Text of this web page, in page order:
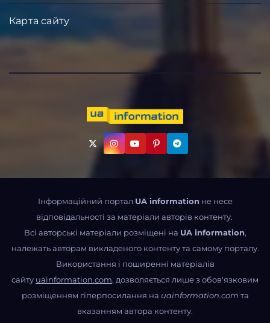
Карта сайту
Інформаційний портал UA information не несе
відповідальності за матеріали авторів контенту.
Всі авторські матеріали розміщені на UA information,
належать авторам викладеного контенту та самому порталу.
Використання і поширенні матеріалів
сайту uainformation.com, дозволяється лише з обов'язковим
розміщенням гіперпосилання на uainformation.com та
вказанням автора контенту.